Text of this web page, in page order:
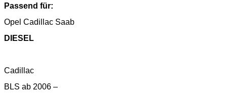
Passend für:
Opel Cadillac Saab
DIESEL
Cadillac
BLS ab 2006 –